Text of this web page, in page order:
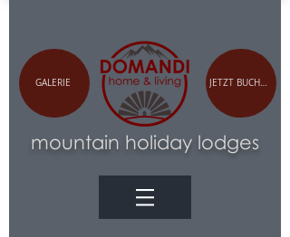
GALERIE JETZT BUCHEN
mountain holiday lodges